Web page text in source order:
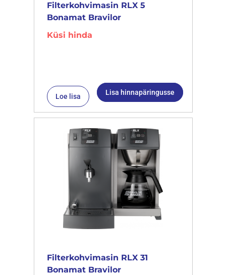
Filterkohvimasin RLX 5
Bonamat Bravilor
Küsi hinda
Loe lisa Lisa hinnapäringusse
Filterkohvimasin RLX 31
Bonamat Bravilor